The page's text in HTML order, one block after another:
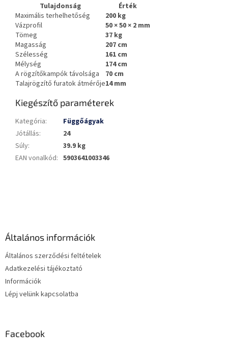
Tulajdonság
Érték
Maximális terhelhetőség
200 kg
Vázprofil
50 × 50 × 2 mm
Tömeg
37 kg
Magasság
207 cm
Szélesség
161 cm
Mélység
174 cm
A rögzítőkampók távolsága
70 cm
Talajrögzítő furatok átmérője14 mm
Kiegészítő paraméterek
Kategória:
Függőágyak
Jótállás:
24
Súly:
39.9 kg
EAN vonalkód: 5903641003346
Általános információk
Általános szerződési feltételek
Adatkezelési tájékoztató
Információk
Lépj velünk kapcsolatba
Facebook